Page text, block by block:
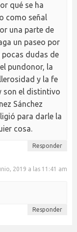
qué se ha
como señal
una parte de
un paseo por
dudas de
pundonor, la
y la fe
son el distintivo
Sánchez
para darle la
cosa.
Responder
2019 a las 11:41 am
Responder